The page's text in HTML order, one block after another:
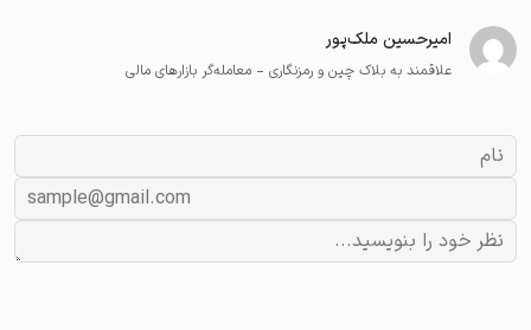
امیرحسین ملک‌پور
علاقمند به بلاک چین و رمزنگاری - معامله‌گر بازارهای مالی